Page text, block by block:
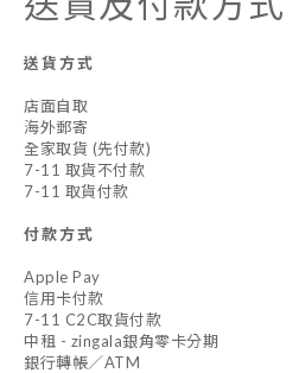
送貨方式
店面自取
海外郵寄
全家取貨 (先付款)
7-11 取貨不付款
7-11 取貨付款
付款方式
Apple Pay
信用卡付款
7-11 C2C取貨付款
中租 - zingala銀角零卡分期
銀行轉帳／ATM